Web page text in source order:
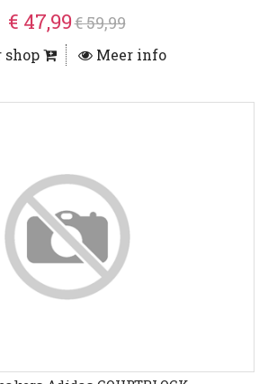
€ 47,99€ 59,99
shop Meer info